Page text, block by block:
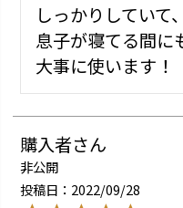
しっかりしていて
息子が寝てる間に
大事に使います！
購入者
非公開
投稿日
2022/09/28